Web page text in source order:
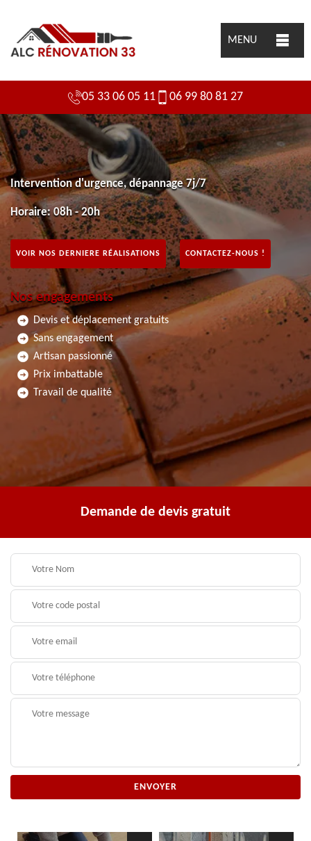
MENU
05 33 06 05 11 06 99 80 81 27
Intervention d'urgence, dépannage 7j/7
Horaire: 08h - 20h
VOIR NOS DERNIERE RÉALISATIONS CONTACTEZ-NOUS !
Nos engagements
Devis et déplacement gratuits
Sans engagement
Artisan passionné
Prix imbattable
Travail de qualité
Demande de devis gratuit